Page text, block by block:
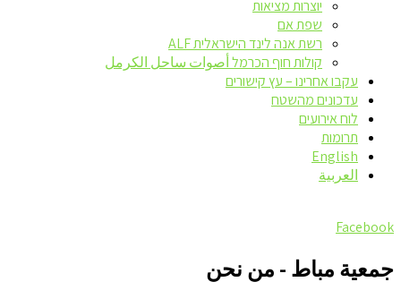
יוצרות מציאות
שפת אם
רשת אנה לינד הישראלית ALF
קולות חוף הכרמל أصوات ساحل الكرمل
עקבו אחרינו – עץ קישורים
עדכונים מהשטח
לוח אירועים
תרומות
English
العربية
Facebook
جمعية مباط - من نحن